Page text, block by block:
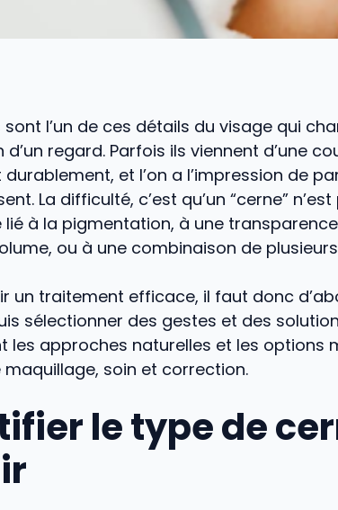
sont l’un de ces détails du visage qui
regard. Parfois ils viennent d’une
durablement, et l’on a l’impression de
La difficulté, c’est qu’un “cerne”
lié à la pigmentation, à une
ou à une combinaison de
un traitement efficace, il faut donc
sélectionner des gestes et des
les approches naturelles et les options
soin et correction.
le type de